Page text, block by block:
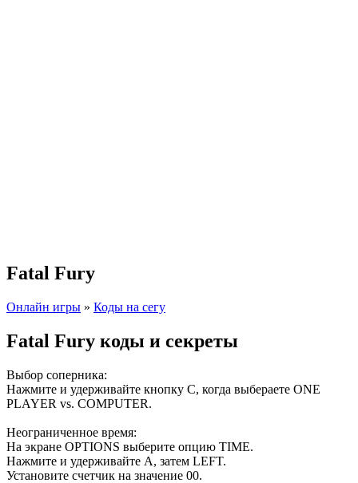
Fatal Fury
Онлайн игры » Коды на сегу
Fatal Fury коды и секреты
Выбор соперника:
Нажмите и удерживайте кнопку C, когда выбераете ONE
PLAYER vs. COMPUTER.
Неограниченное время:
На экране OPTIONS выберите опцию TIME.
Нажмите и удерживайте A, затем LEFT.
Установите счетчик на значение 00.